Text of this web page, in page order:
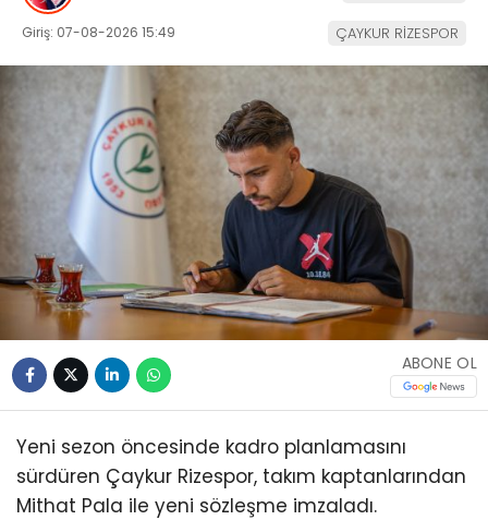
Giriş: 07-08-2026 15:49 ÇAYKUR RİZESPOR
ABONE OL
Yeni sezon öncesinde kadro planlamasını
sürdüren Çaykur Rizespor, takım kaptanlarından
Mithat Pala ile yeni sözleşme imzaladı.